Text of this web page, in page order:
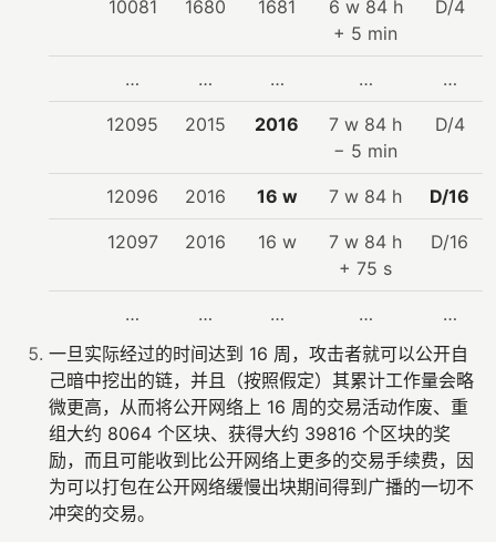
10081 1680 1681
6 w 84 h
+ 5 min
D/4
… … … … …
12095 2015 2016
7 w 84 h
− 5 min
D/4
12096 2016 16 w 7 w 84 h D/16
12097 2016 16 w
7 w 84 h
+ 75 s
D/16
… … … …
…
一旦实际经过的时间达到 16 周，攻击者就可以公开自
己暗中挖出的链，并且（按照假定）其累计工作量会略
微更高，从而将公开网络上 16 周的交易活动作废、重
组大约 8064 个区块、获得大约 39816 个区块的奖
励，而且可能收到比公开网络上更多的交易手续费，因
为可以打包在公开网络缓慢出块期间得到广播的一切不
冲突的交易。